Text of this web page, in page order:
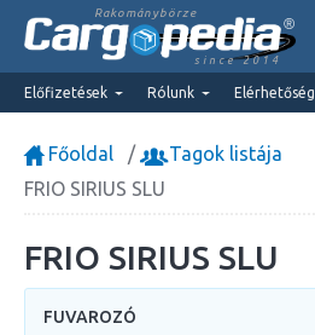
Rakománybörze
since 2014
Előfizetések Rólunk Elérhetőség
Főoldal
Tagok listája
FRIO SIRIUS SLU
FRIO SIRIUS SLU
FUVAROZÓ